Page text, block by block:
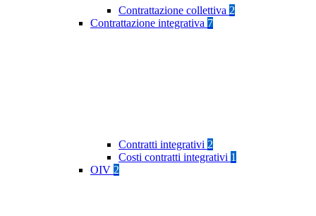
Contrattazione collettiva 2
Contrattazione integrativa 7
Contratti integrativi 2
Costi contratti integrativi 1
OIV 2